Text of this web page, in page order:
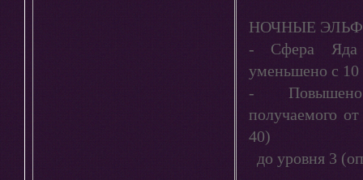
НОЧНЫЕ
- Сфера Яда
уменьшено с 10
-
получаемого
40)
до уровня 3